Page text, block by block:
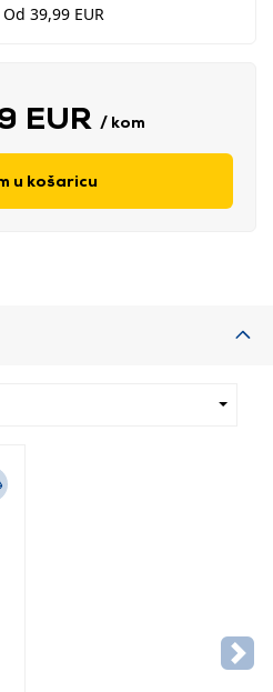
Od 39,99 EUR
EUR / kom
u košaricu